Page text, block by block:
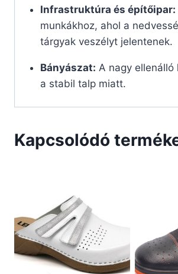
Infrastruktúra és építőipar:
munkákhoz, ahol a
tárgyak veszélyt jelentenek.
Bányászat: A nagy ellenálló
a stabil talp miatt.
Kapcsolódó